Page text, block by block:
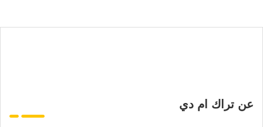
عن تراك ام دي